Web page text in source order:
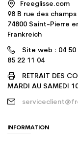
Freeglisse.com
98 B rue des
74800 Saint-Pierre
Frankreich
Site web : 04 50
85 22 11 04
RETRAIT DES
MARDI AU SAMEDI
INFORMATION